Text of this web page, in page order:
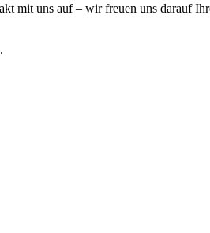
mit uns auf – wir freuen uns darauf